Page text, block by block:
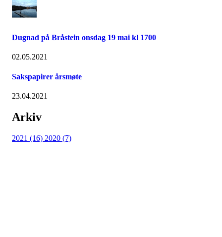
Dugnad på Bråstein onsdag 19 mai kl 1700
02.05.2021
Sakspapirer årsmøte
23.04.2021
Arkiv
2021 (16) 2020 (7)